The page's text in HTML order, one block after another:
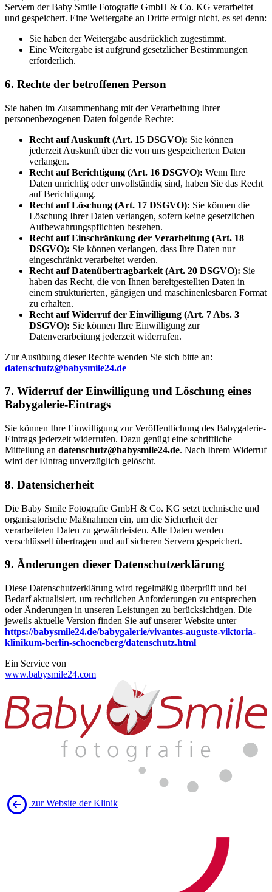
Servern der Baby Smile Fotografie GmbH & Co. KG verarbeitet
und gespeichert. Eine Weitergabe an Dritte erfolgt nicht, es sei denn:
Sie haben der Weitergabe ausdrücklich zugestimmt.
Eine Weitergabe ist aufgrund gesetzlicher Bestimmungen
erforderlich.
6. Rechte der betroffenen Person
Sie haben im Zusammenhang mit der Verarbeitung Ihrer
personenbezogenen Daten folgende Rechte:
Recht auf Auskunft (Art. 15 DSGVO): Sie können
jederzeit Auskunft über die von uns gespeicherten Daten
verlangen.
Recht auf Berichtigung (Art. 16 DSGVO): Wenn Ihre
Daten unrichtig oder unvollständig sind, haben Sie das Recht
auf Berichtigung.
Recht auf Löschung (Art. 17 DSGVO): Sie können die
Löschung Ihrer Daten verlangen, sofern keine gesetzlichen
Aufbewahrungspflichten bestehen.
Recht auf Einschränkung der Verarbeitung (Art. 18
DSGVO): Sie können verlangen, dass Ihre Daten nur
eingeschränkt verarbeitet werden.
Recht auf Datenübertragbarkeit (Art. 20 DSGVO): Sie
haben das Recht, die von Ihnen bereitgestellten Daten in
einem strukturierten, gängigen und maschinenlesbaren Format
zu erhalten.
Recht auf Widerruf der Einwilligung (Art. 7 Abs. 3
DSGVO): Sie können Ihre Einwilligung zur
Datenverarbeitung jederzeit widerrufen.
Zur Ausübung dieser Rechte wenden Sie sich bitte an:
datenschutz@babysmile24.de
7. Widerruf der Einwilligung und Löschung eines
Babygalerie-Eintrags
Sie können Ihre Einwilligung zur Veröffentlichung des Babygalerie-
Eintrags jederzeit widerrufen. Dazu genügt eine schriftliche
Mitteilung an datenschutz@babysmile24.de. Nach Ihrem Widerruf
wird der Eintrag unverzüglich gelöscht.
8. Datensicherheit
Die Baby Smile Fotografie GmbH & Co. KG setzt technische und
organisatorische Maßnahmen ein, um die Sicherheit der
verarbeiteten Daten zu gewährleisten. Alle Daten werden
verschlüsselt übertragen und auf sicheren Servern gespeichert.
9. Änderungen dieser Datenschutzerklärung
Diese Datenschutzerklärung wird regelmäßig überprüft und bei
Bedarf aktualisiert, um rechtlichen Anforderungen zu entsprechen
oder Änderungen in unseren Leistungen zu berücksichtigen. Die
jeweils aktuelle Version finden Sie auf unserer Website unter
https://babysmile24.de/babygalerie/vivantes-auguste-viktoria-
klinikum-berlin-schoeneberg/datenschutz.html
Ein Service von
www.babysmile24.com
zur Website der Klinik